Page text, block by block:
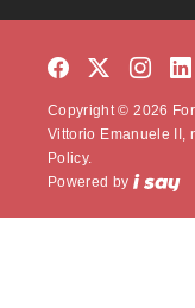
Copyright © 2026
Vittorio Emanuele II,
Policy.
Powered by